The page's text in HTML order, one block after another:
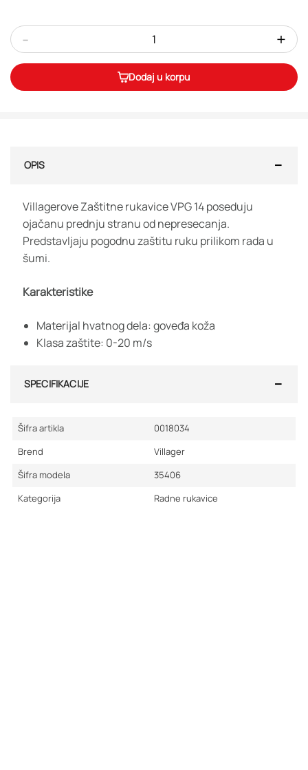
- +
Dodaj u korpu
OPIS
Villagerove Zaštitne rukavice VPG 14 poseduju
ojačanu prednju stranu od nepresecanja.
Predstavljaju pogodnu zaštitu ruku prilikom rada u
šumi.
Karakteristike
Materijal hvatnog dela: goveđa koža
Klasa zaštite: 0-20 m/s
SPECIFIKACIJE
Šifra artikla
0018034
Brend
Villager
Šifra modela
35406
Kategorija
Radne rukavice